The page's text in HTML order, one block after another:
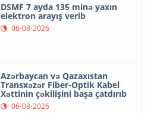
DSMF 7 ayda 135 minə yaxın
elektron arayış verib
06-08-2026
Azərbaycan və Qazaxıstan
Transxəzər Fiber-Optik Kabel
Xəttinin çəkilişini başa çatdırıb
06-08-2026